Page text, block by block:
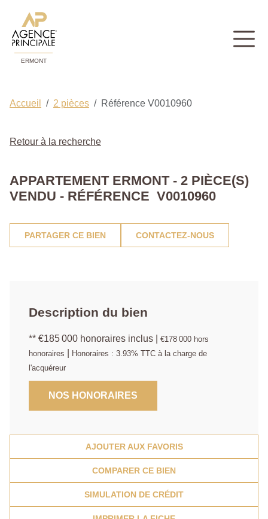
ERMONT
Accueil 2 pièces Référence V0010960
Retour à la recherche
APPARTEMENT ERMONT - 2 PIÈCE(S)
VENDU - RÉFÉRENCE V0010960
PARTAGER CE BIEN CONTACTEZ-NOUS
Description du bien
** €185 000 honoraires inclus €178 000 hors
honoraires
Honoraires : 3.93% TTC à la charge de
l'acquéreur
NOS HONORAIRES
AJOUTER AUX FAVORIS
COMPARER CE BIEN
SIMULATION DE CRÉDIT